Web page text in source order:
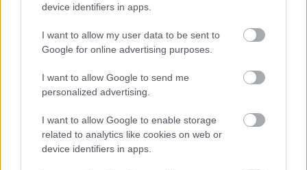
device identifiers in apps.
I want to allow my user data to be sent to
Google for online advertising purposes.
I want to allow Google to send me
personalized advertising.
I want to allow Google to enable storage
related to analytics like cookies on web or
device identifiers in apps.
AC MilanvsManchester United2026-08-15 18:00
ELŐZŐ MÉRKŐZÉSEK
Támogatás